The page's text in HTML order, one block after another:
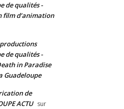
de qualités -
film d’animation
de qualités -
in Paradise
Guadeloupe
de
ACTU sur